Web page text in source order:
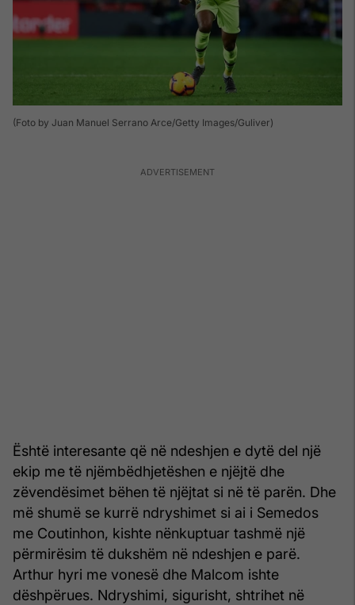
(Foto by Juan Manuel Serrano Arce/Getty Images/Guliver)
Është interesante që në ndeshjen e dytë del një
ekip me të njëmbëdhjetëshen e njëjtë dhe
zëvendësimet bëhen të njëjtat si në të parën. Dhe
më shumë se kurrë ndryshimet si ai i Semedos
me Coutinhon, kishte nënkuptuar tashmë një
përmirësim të dukshëm në ndeshjen e parë.
Arthur hyri me vonesë dhe Malcom ishte
dëshpërues. Ndryshimi, sigurisht, shtrihet në